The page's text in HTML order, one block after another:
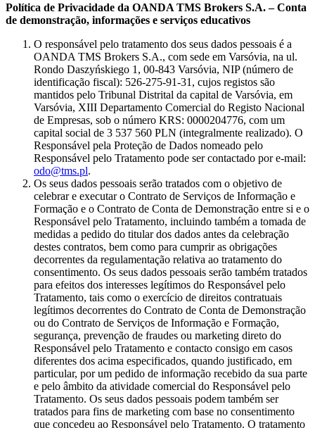
Política de Privacidade da OANDA TMS Brokers S.A. – Conta
de demonstração, informações e serviços educativos
O responsável pelo tratamento dos seus dados pessoais é a
OANDA TMS Brokers S.A., com sede em Varsóvia, na ul.
Rondo Daszyńskiego 1, 00-843 Varsóvia, NIP (número de
identificação fiscal): 526-275-91-31, cujos registos são
mantidos pelo Tribunal Distrital da capital de Varsóvia, em
Varsóvia, XIII Departamento Comercial do Registo Nacional
de Empresas, sob o número KRS: 0000204776, com um
capital social de 3 537 560 PLN (integralmente realizado). O
Responsável pela Proteção de Dados nomeado pelo
Responsável pelo Tratamento pode ser contactado por e-mail:
odo@tms.pl.
Os seus dados pessoais serão tratados com o objetivo de
celebrar e executar o Contrato de Serviços de Informação e
Formação e o Contrato de Conta de Demonstração entre si e o
Responsável pelo Tratamento, incluindo também a tomada de
medidas a pedido do titular dos dados antes da celebração
destes contratos, bem como para cumprir as obrigações
decorrentes da regulamentação relativa ao tratamento do
consentimento. Os seus dados pessoais serão também tratados
para efeitos dos interesses legítimos do Responsável pelo
Tratamento, tais como o exercício de direitos contratuais
legítimos decorrentes do Contrato de Conta de Demonstração
ou do Contrato de Serviços de Informação e Formação,
segurança, prevenção de fraudes ou marketing direto do
Responsável pelo Tratamento e contacto consigo em casos
diferentes dos acima especificados, quando justificado, em
particular, por um pedido de informação recebido da sua parte
e pelo âmbito da atividade comercial do Responsável pelo
Tratamento. Os seus dados pessoais podem também ser
tratados para fins de marketing com base no consentimento
que concedeu ao Responsável pelo Tratamento. O tratamento